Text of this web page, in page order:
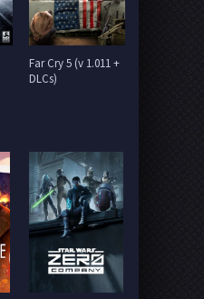
Far Cry 5 (v 1.011 +
DLCs)